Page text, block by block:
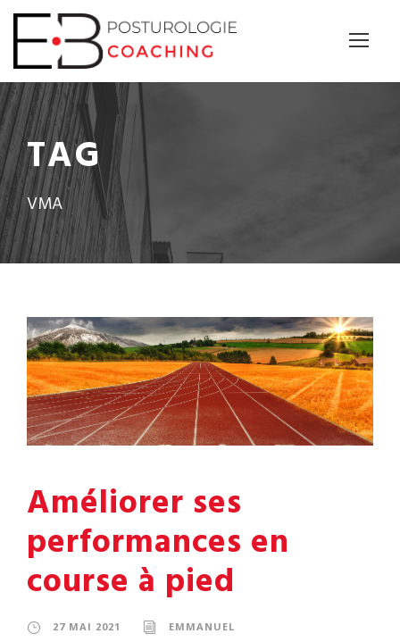
TAG
VMA
Améliorer ses
performances en
course à pied
27 MAI 2021
EMMANUEL
Panneau de gestion des cookies